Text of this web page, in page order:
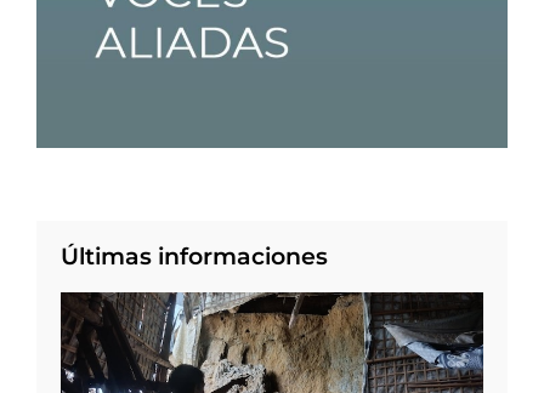
Últimas informaciones